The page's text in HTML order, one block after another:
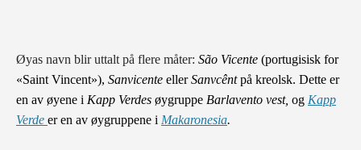
Øyas navn bliruttalt på flere måter: São Vicente (portugisisk for
«Saint Vincent»), Sanvicente ellerSanvcêntpå kreolsk. Dette er
en av øyene i Kapp Verdes øygruppe Barlavento vest, og Kapp
Verde er en av øygruppene i Makaronesia.